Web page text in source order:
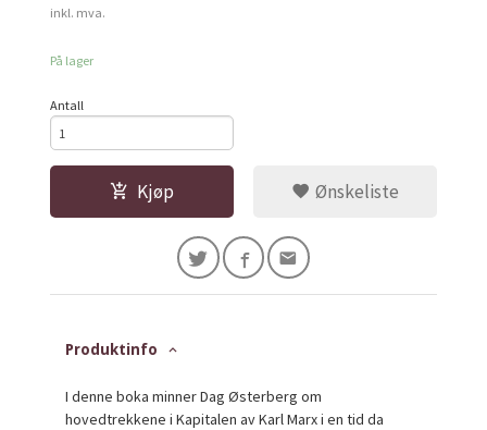
inkl. mva.
På lager
Antall
Kjøp Ønskeliste
Produktinfo
I denne boka minner Dag Østerberg om
hovedtrekkene i Kapitalen av Karl Marx i en tid da